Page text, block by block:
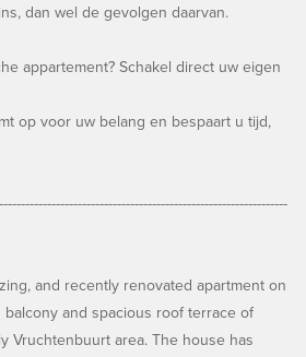
dan wel de gevolgen daarvan.
appartement? Schakel direct uw eigen
op voor uw belang en bespaart u tijd,
and recently renovated apartment on
and spacious roof terrace of
Vruchtenbuurt area. The house has